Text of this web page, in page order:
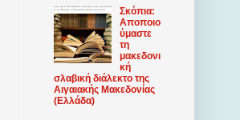
Σκόπια:
Αποποιο
ύμαστε
τη
μακεδονι
κή
σλαβική διάλεκτο της
Αιγαιακής Μακεδονίας
(Ελλάδα)